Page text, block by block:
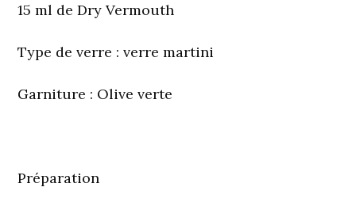
15 ml de Dry Vermouth
Type de verre : verre martini
Garniture : Olive verte
Préparation